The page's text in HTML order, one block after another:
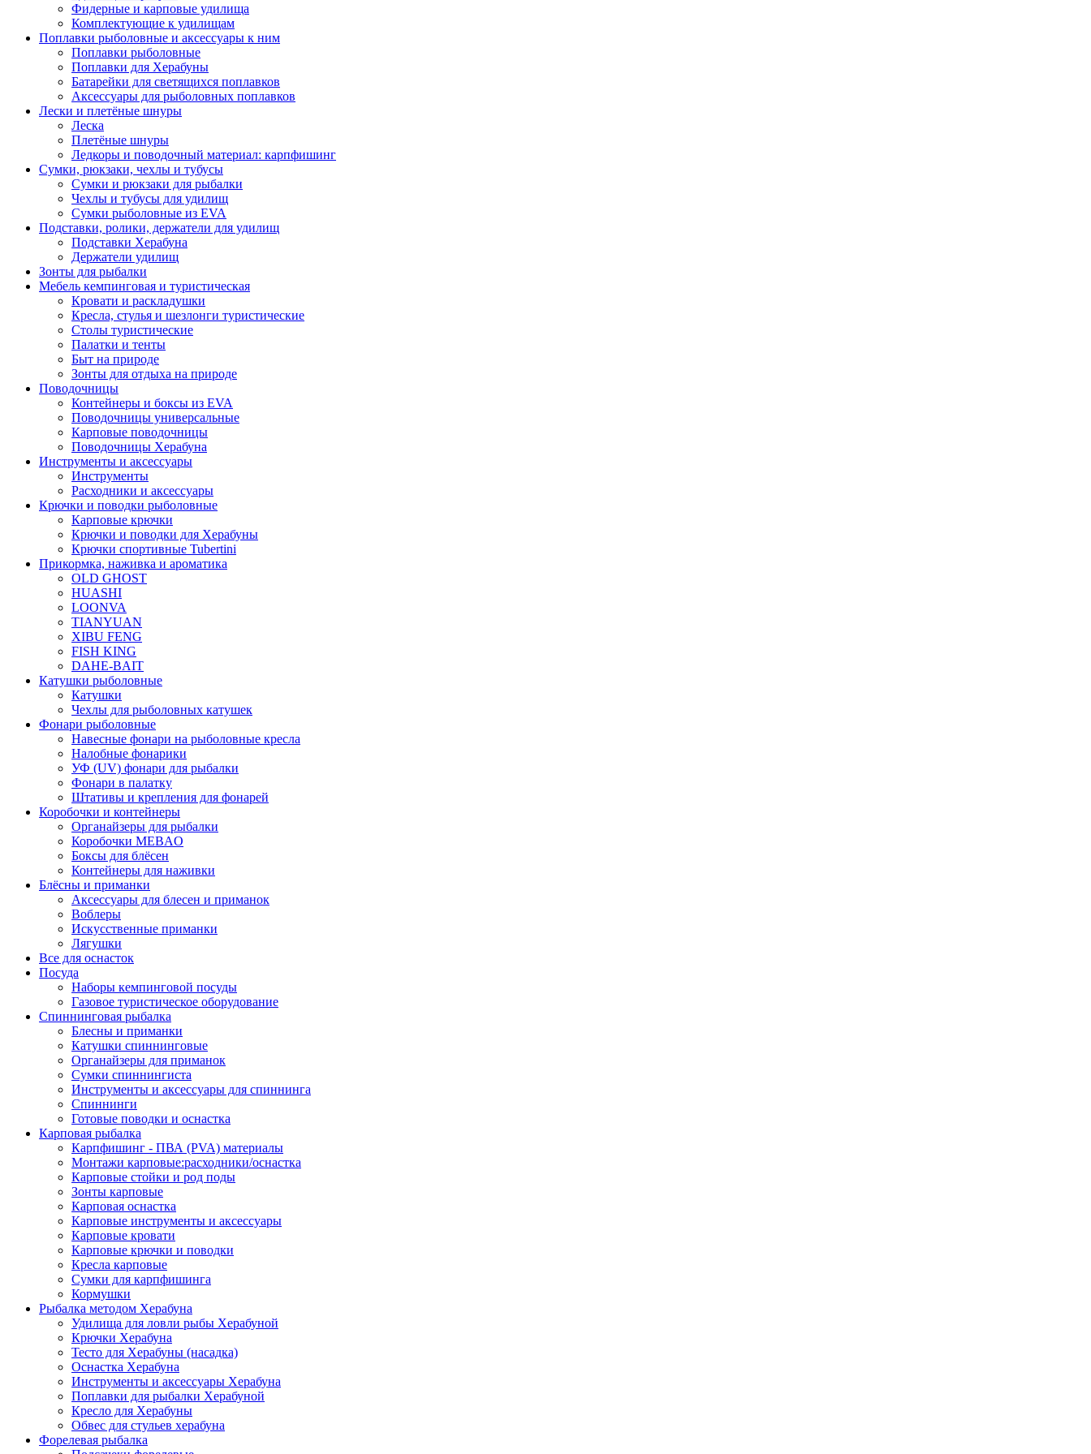
Фидерные и карповые удилища
Комплектующие к удилищам
Поплавки рыболовные и аксессуары к ним
Поплавки рыболовные
Поплавки для Херабуны
Батарейки для светящихся поплавков
Аксессуары для рыболовных поплавков
Лески и плетёные шнуры
Леска
Плетёные шнуры
Ледкоры и поводочный материал: карпфишинг
Сумки, рюкзаки, чехлы и тубусы
Сумки и рюкзаки для рыбалки
Чехлы и тубусы для удилищ
Сумки рыболовные из EVA
Подставки, ролики, держатели для удилищ
Подставки Херабуна
Держатели удилищ
Зонты для рыбалки
Мебель кемпинговая и туристическая
Кровати и раскладушки
Кресла, стулья и шезлонги туристические
Столы туристические
Палатки и тенты
Быт на природе
Зонты для отдыха на природе
Поводочницы
Контейнеры и боксы из EVA
Поводочницы универсальные
Карповые поводочницы
Поводочницы Херабуна
Инструменты и аксессуары
Инструменты
Расходники и аксессуары
Крючки и поводки рыболовные
Карповые крючки
Крючки и поводки для Херабуны
Крючки спортивные Tubertini
Прикормка, наживка и ароматика
OLD GHOST
HUASHI
LOONVA
TIANYUAN
XIBU FENG
FISH KING
DAHE-BAIT
Катушки рыболовные
Катушки
Чехлы для рыболовных катушек
Фонари рыболовные
Навесные фонари на рыболовные кресла
Налобные фонарики
УФ (UV) фонари для рыбалки
Фонари в палатку
Штативы и крепления для фонарей
Коробочки и контейнеры
Органайзеры для рыбалки
Коробочки MEBAO
Боксы для блёсен
Контейнеры для наживки
Блёсны и приманки
Аксессуары для блесен и приманок
Воблеры
Искусственные приманки
Лягушки
Все для оснасток
Посуда
Наборы кемпинговой посуды
Газовое туристическое оборудование
Спиннинговая рыбалка
Блесны и приманки
Катушки спиннинговые
Органайзеры для приманок
Сумки спиннингиста
Инструменты и аксессуары для спиннинга
Спиннинги
Готовые поводки и оснастка
Карповая рыбалка
Карпфишинг - ПВА (PVA) материалы
Монтажи карповые:расходники/оснастка
Карповые стойки и род поды
Зонты карповые
Карповая оснастка
Карповые инструменты и аксессуары
Карповые кровати
Карповые крючки и поводки
Кресла карповые
Сумки для карпфишинга
Кормушки
Рыбалка методом Херабуна
Удилища для ловли рыбы Херабуной
Крючки Херабуна
Тесто для Херабуны (насадка)
Оснастка Херабуна
Инструменты и аксессуары Херабуна
Поплавки для рыбалки Херабуной
Кресло для Херабуны
Обвес для стульев херабуна
Форелевая рыбалка